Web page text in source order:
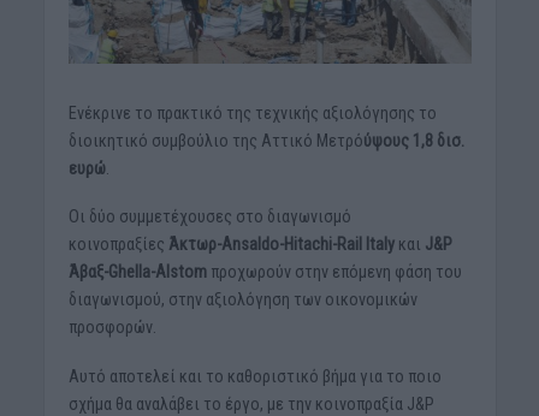
Ενέκρινε το πρακτικό της τεχνικής αξιολόγησης το
διοικητικό συμβούλιο της Αττικό Μετρόύψους 1,8 δισ.
ευρώ.
Οι δύο συμμετέχουσες στο διαγωνισμό
κοινοπραξίες Άκτωρ-Ansaldo-Hitachi-Rail Italy και J&P
Άβαξ-Ghella-Alstomπροχωρούν στην επόμενη φάση του
διαγωνισμού, στην αξιολόγηση των οικονομικών
προσφορών.
Αυτό αποτελεί και το καθοριστικό βήμα για το ποιο
σχήμα θα αναλάβει το έργο, με την κοινοπραξία J&P